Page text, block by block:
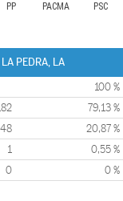
PP PACMA PSC
PEDRA, LA
100 %
79,13 %
48 20,87 %
1 0,55 %
0 0 %